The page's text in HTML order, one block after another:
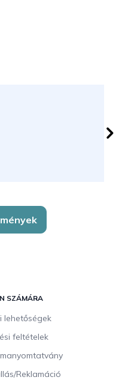
SZÁMÁRA
lehetőségek
feltételek
Reklamáció